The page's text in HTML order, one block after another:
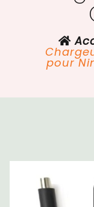
pour